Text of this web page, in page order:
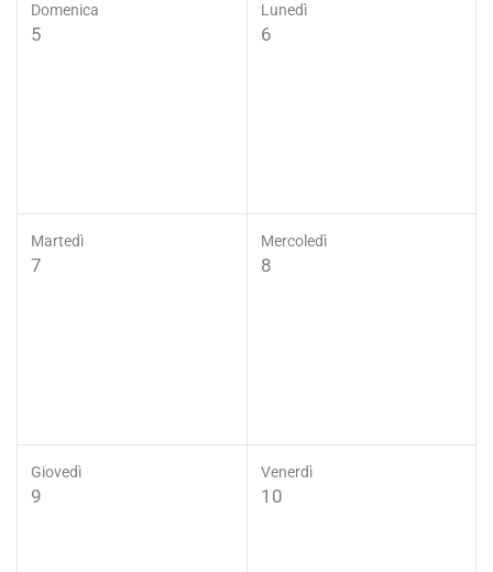
Domenica
5
Lunedì
6
Martedì
7
Mercoledì
8
Giovedì
9
Venerdì
10